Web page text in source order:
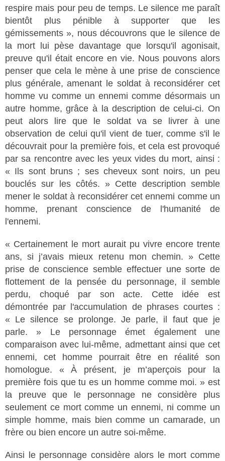
respire mais pour peu de temps. Le silence me paraît
bientôt plus pénible à supporter que les
gémissements », nous découvrons que le silence de
la mort lui pèse davantage que lorsqu'il agonisait,
preuve qu'il était encore en vie. Nous pouvons alors
penser que cela le mène à une prise de conscience
plus générale, amenant le soldat à reconsidérer cet
homme vu comme un ennemi comme désormais un
autre homme, grâce à la description de celui-ci. On
peut alors lire que le soldat va se livrer à une
observation de celui qu'il vient de tuer, comme s'il le
découvrait pour la première fois, et cela est provoqué
par sa rencontre avec les yeux vides du mort, ainsi :
« Ils sont bruns ; ses cheveux sont noirs, un peu
bouclés sur les côtés. » Cette description semble
mener le soldat à reconsidérer cet ennemi comme un
homme, prenant conscience de l'humanité de
l'ennemi.
« Certainement le mort aurait pu vivre encore trente
ans, si j’avais mieux retenu mon chemin. » Cette
prise de conscience semble effectuer une sorte de
flottement de la pensée du personnage, il semble
perdu, choqué par son acte. Cette idée est
démontrée par l'accumulation de phrases courtes :
« Le silence se prolonge. Je parle, il faut que je
parle. » Le personnage émet également une
comparaison avec lui-même, admettant ainsi que cet
ennemi, cet homme pourrait être en réalité son
homologue. « À présent, je m’aperçois pour la
première fois que tu es un homme comme moi. » est
la preuve que le personnage ne considère plus
seulement ce mort comme un ennemi, ni comme un
simple homme, mais bien comme un camarade, un
frère ou bien encore un autre soi-même.
Ainsi le personnage considère alors le mort comme